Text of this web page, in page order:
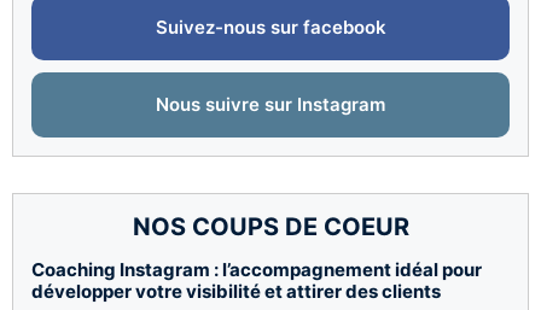
Suivez-nous sur facebook
Nous suivre sur Instagram
NOS COUPS DE COEUR
Coaching Instagram : l’accompagnement idéal pour
développer votre visibilité et attirer des clients